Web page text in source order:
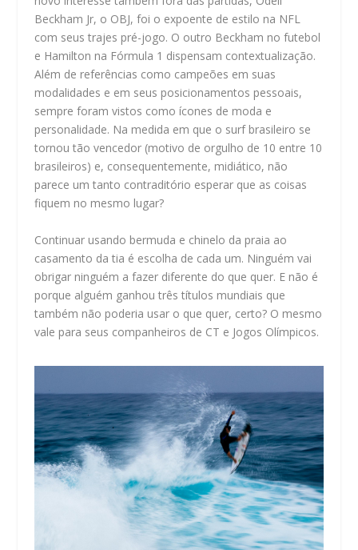
Beckham Jr, o OBJ, foi o expoente de estilo na NFL
com seus trajes pré-jogo. O outro Beckham no futebol
e Hamilton na Fórmula 1 dispensam contextualização.
Além de referências como campeões em suas
modalidades e em seus posicionamentos pessoais,
sempre foram vistos como ícones de moda e
personalidade. Na medida em que o surf brasileiro se
tornou tão vencedor (motivo de orgulho de 10 entre 10
brasileiros) e, consequentemente, midiático, não
parece um tanto contraditório esperar que as coisas
fiquem no mesmo lugar?
Continuar usando bermuda e chinelo da praia ao
casamento da tia é escolha de cada um. Ninguém vai
obrigar ninguém a fazer diferente do que quer. E não é
porque alguém ganhou três títulos mundiais que
também não poderia usar o que quer, certo? O mesmo
vale para seus companheiros de CT e Jogos Olímpicos.